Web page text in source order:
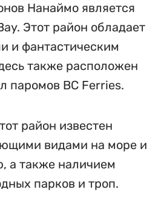
Нанаймо является
Этот район обладает
и фантастическим
также расположен
паромов BC Ferries.
район известен
видами на море и
а также наличием
парков и троп.